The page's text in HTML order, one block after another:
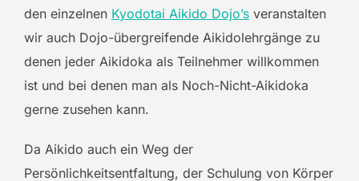
den einzelnen Kyodotai Aikido Dojo’s veranstalten
wir auch Dojo-übergreifende Aikidolehrgänge zu
denen jeder Aikidoka als Teilnehmer willkommen
ist und bei denen man als Noch-Nicht-Aikidoka
gerne zusehen kann.
Da Aikido auch ein Weg der
Persönlichkeitsentfaltung, der Schulung von Körper